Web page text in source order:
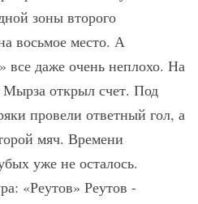
зоны второго
восьмое место. А
все даже очень неплохо. На
открыл счет. Под
провели ответный гол, а
мяч. Времени
уже не осталось.
«Реутов» Реутов -